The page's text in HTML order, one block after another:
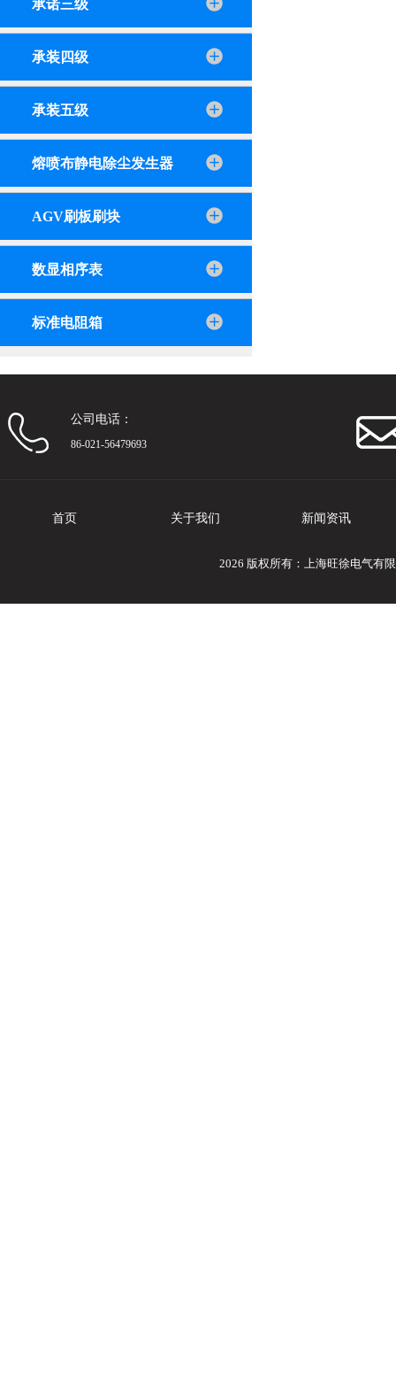
承诺三级
承装四级
承装五级
熔喷布静电除尘发生器
AGV刷板刷块
数显相序表
标准电阻箱
公司电话：
86-021-56479693
首页 关于我们 新闻资讯
2026 版权所有：上海旺徐电气有